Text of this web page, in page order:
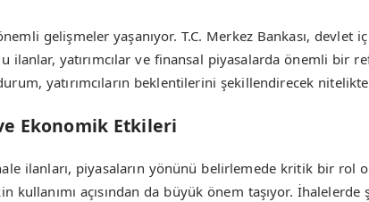
gelişmeler yaşanıyor. T.C. Merkez Bankası,
ilanlar, yatırımcılar ve finansal piyasalarda önemli bir
yatırımcıların beklentilerini şekillendirecek
Ekonomik Etkileri
ilanları, piyasaların yönünü belirlemede kritik bir rol
kullanımı açısından da büyük önem taşıyor.